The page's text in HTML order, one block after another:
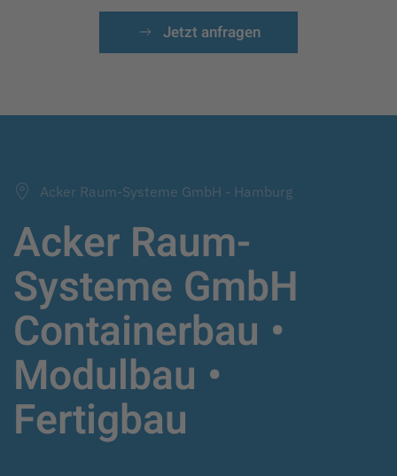
Jetzt anfragen
Acker Raum-Systeme GmbH - Hamburg
Acker Raum-
Systeme GmbH
Containerbau •
Modulbau •
Fertigbau